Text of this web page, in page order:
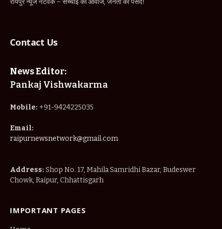
raipurnewsnetwork@gmail.com
Address:Shop No. 17, Mahila Samridhi Bazar, Budeswer
Chowk, Raipur, Chhattisgarh
IMPORTANT PAGES
Home
Privacy Policy
Terms & Conditions
Contact Us